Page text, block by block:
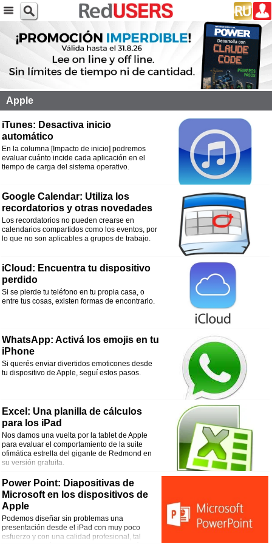
Apple
iTunes: Desactiva inicio
automático
En la columna [Impacto de inicio] podremos
evaluar cuánto incide cada aplicación en el
tiempo de carga del sistema operativo.
Google Calendar: Utiliza los
recordatorios y otras novedades
Los recordatorios no pueden crearse en
calendarios compartidos como los eventos, por
lo que no son aplicables a grupos de trabajo.
iCloud: Encuentra tu dispositivo
perdido
Si se pierde tu teléfono en tu propia casa, o
entre tus cosas, existen formas de encontrarlo.
WhatsApp: Activá los emojis en tu
iPhone
Si querés enviar divertidos emoticones desde
tu dispositivo de Apple, seguí estos pasos.
Excel: Una planilla de cálculos
para los iPad
Nos damos una vuelta por la tablet de Apple
para evaluar el comportamiento de la suite
ofimática estrella del gigante de Redmond en
su versión gratuita.
Power Point: Diapositivas de
Microsoft en los dispositivos de
Apple
Podemos diseñar sin problemas una
presentación desde el iPad con muy poco
esfuerzo y con una calidad profesional, tal